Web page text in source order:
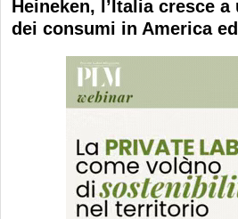
Heineken, l’Italia cresce
dei consumi in America